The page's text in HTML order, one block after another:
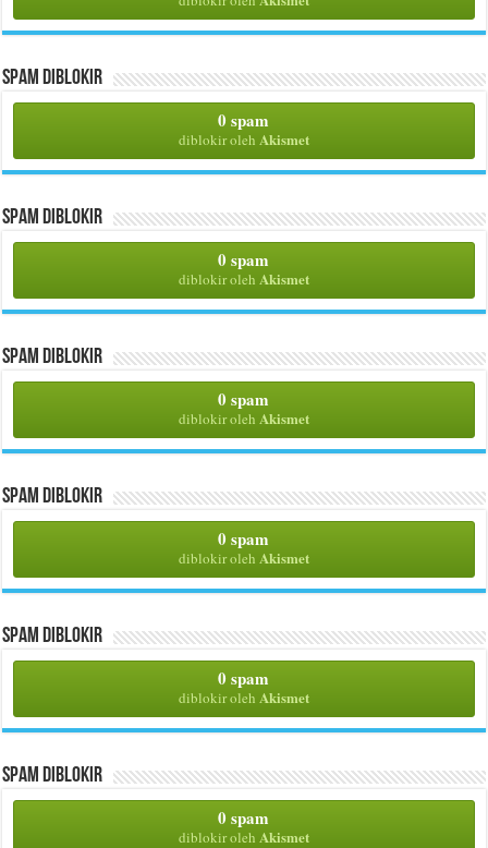
Spam Diblokir
0 spam
diblokir oleh Akismet
Spam Diblokir
0 spam
diblokir oleh Akismet
Spam Diblokir
0 spam
diblokir oleh Akismet
Spam Diblokir
0 spam
diblokir oleh Akismet
Spam Diblokir
0 spam
diblokir oleh Akismet
Spam Diblokir
0 spam
diblokir oleh Akismet